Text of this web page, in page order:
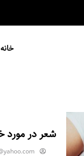
خانه
شعر در مورد